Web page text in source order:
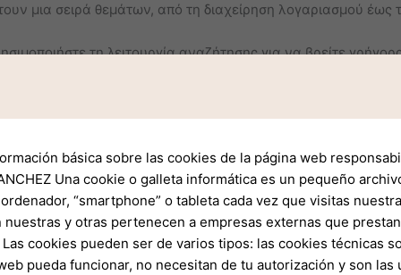
μια σειρά θεμάτων, από τη διαχείρηση λογαριασμού έως
τη λειτουργία αναζήτησης για να βρείτε
προσφέρει διάφορες επιλογές για να σας εγγυηθεί άμεση
συνομιλίας για άμεση ανταπόκριση στην υποστήριξη, όπου
άμεσο χρόνο.
básica sobre las cookies de la página web
Una cookie o galleta informática es un pequeño
“smartphone” o tableta cada vez que visitas
nuestras y otras pertenecen a empresas externas que
cookies pueden ser de varios tipos: las cookies técnicas
pueda funcionar, no necesitan de tu autorización y son las